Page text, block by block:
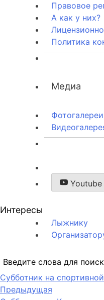
Правовое
А как у них?
Политика
Медиа
Фотогалереи
Youtube
Интересы
Лыжнику
Субботник на
Предыдущая